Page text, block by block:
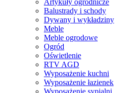
Artykuły ogrodnicze
Balustrady i schody
Dywany i wykładziny
Meble
Meble ogrodowe
Ogród
Oświetlenie
RTV AGD
Wyposażenie kuchni
Wyposażenie łazienek
Wyposażenie sypialni